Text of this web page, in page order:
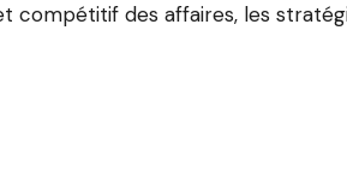
compétitif des affaires, les